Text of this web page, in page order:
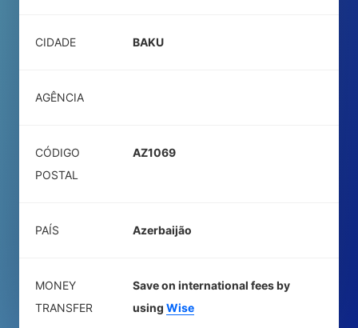
CIDADE BAKU
AGÊNCIA
CÓDIGO
POSTAL
AZ1069
PAÍS Azerbaijão
MONEY
TRANSFER
Save on international fees by
using Wise